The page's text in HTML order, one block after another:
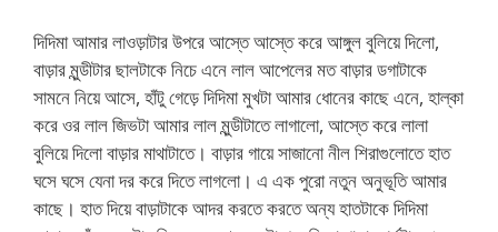
দিদিমা আমার লাওড়াটার উপরে আস্তে আস্তে করে আঙ্গুল বুলিয়ে দিলো,
বাড়ার মুন্ডীটার ছালটাকে নিচে এনে লাল আপেলের মত বাড়ার ডগাটাকে
সামনে নিয়ে আসে, হাঁটু গেড়ে দিদিমা মুখটা আমার ধোনের কাছে এনে, হাল্কা
করে ওর লাল জিভটা আমার লাল মুন্ডীটাতে লাগালো, আস্তে করে লালা
বুলিয়ে দিলো বাড়ার মাথাটাতে। বাড়ার গায়ে সাজানো নীল শিরাগুলোতে হাত
ঘসে ঘসে যেনা দর করে দিতে লাগলো। এ এক পুরো নতুন অনুভূতি আমার
কাছে। হাত দিয়ে বাড়াটাকে আদর করতে করতে অন্য হাতটাকে দিদিমা